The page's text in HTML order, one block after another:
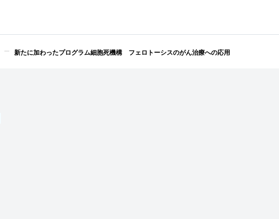
新たに加わったプログラム細胞死機構 フェロトーシスのがん治療への応用